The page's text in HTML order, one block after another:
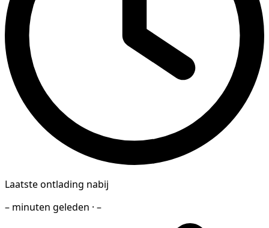
Laatste ontlading nabij
– minuten geleden · –